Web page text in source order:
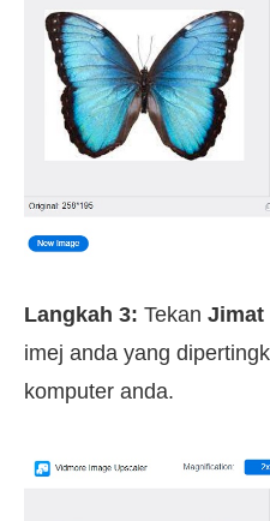
Langkah 3: Tekan Jimat
imej anda yang
komputer anda.